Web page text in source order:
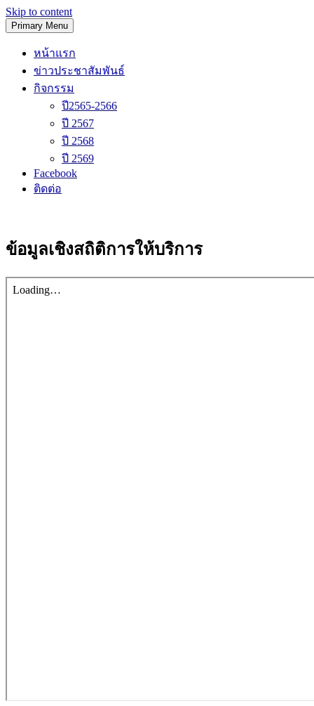
Skip to content
Primary Menu
หน้าแรก
ข่าวประชาสัมพันธ์
กิจกรรม
ปี2565-2566
ปี 2567
ปี 2568
ปี 2569
Facebook
ติดต่อ
ข้อมูลเชิงสถิติการให้บริการ